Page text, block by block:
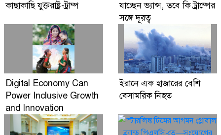
কাছাকাছি যুক্তরাষ্ট্র-ট্রাম্প
যাচ্ছেন ভ্যান্স, তবে কি ট্রাম্পের
সঙ্গে দূরত্ব
Digital Economy Can
Power Inclusive Growth
and Innovation
ইরানে এক হাজারের বেশি
বেসামরিক নিহত